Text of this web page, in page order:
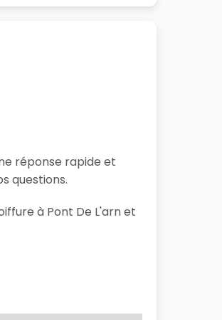
réponse rapide et
questions.
à Pont De L'arn et